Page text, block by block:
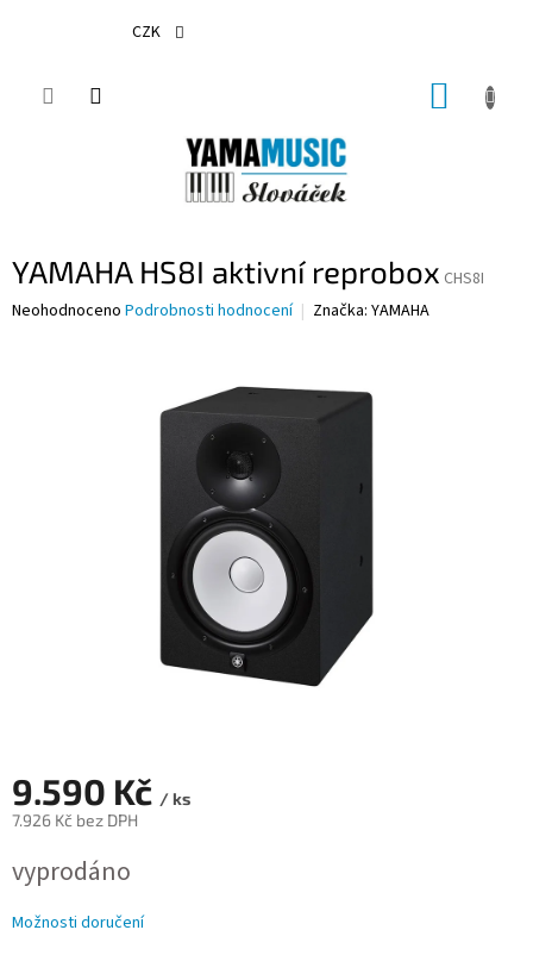
CZK
YAMAHA HS8I aktivní reprobox CHS8I
Průměrné
Neohodnoceno Podrobnosti hodnocení Značka: YAMAHA
9.590 Kč / ks
7.926 Kč bez DPH
cena:
vyprodáno
Možnosti doručení